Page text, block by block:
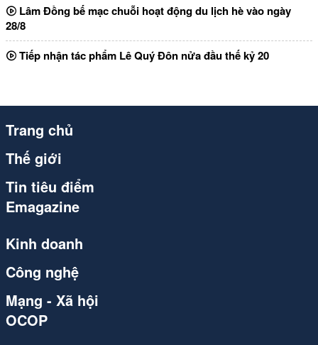
Lâm Đồng bế mạc chuỗi hoạt động du lịch hè vào ngày
28/8
Tiếp nhận tác phẩm Lê Quý Đôn nửa đầu thế kỷ 20
Trang chủ
Thế giới
Tin tiêu điểm
Emagazine
Kinh doanh
Công nghệ
Mạng - Xã hội
OCOP